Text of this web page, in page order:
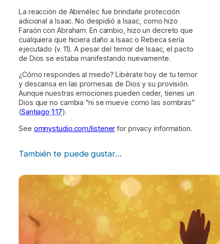
La reacción de Abimélec fue brindarle protección
adicional a Isaac. No despidió a Isaac, como hizo
Faraón con Abraham. En cambio, hizo un decreto que
cualquiera que hiciera daño a Isaac o Rebeca sería
ejecutado (v. 11). A pesar del temor de Isaac, el pacto
de Dios se estaba manifestando nuevamente.
¿Cómo respondes al miedo? Libérate hoy de tu temor
y descansa en las promesas de Dios y su provisión.
Aunque nuestras emociones pueden ceder, tienes un
Dios que no cambia “ni se mueve como las sombras”
(Santiago 1:17).
See omnystudio.com/listener for privacy information.
También te puede gustar…